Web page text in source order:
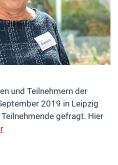
und Teilnehmern der
2019 in Leipzig
gefragt. Hier